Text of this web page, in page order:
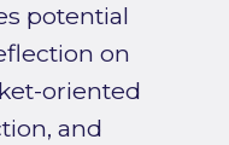
potential
on
oriented
and